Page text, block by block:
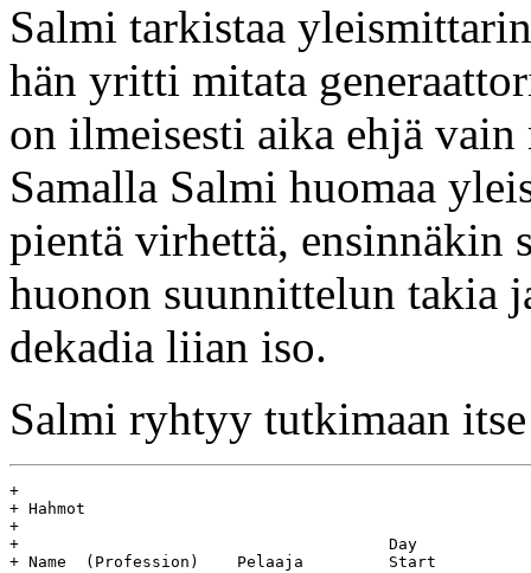
Salmi tarkistaa
hän yritti mitata
on ilmeisesti aika ehjä
Samalla Salmi huomaa
pientä virhettä, ensinnäkin
huonon suunnittelun takia
dekadia liian iso.
Salmi ryhtyy tutkimaan
+
+ Hahmot
+
+					Day				Age
+ Name	(Profession)	Pelaaja		Start		End		(days)